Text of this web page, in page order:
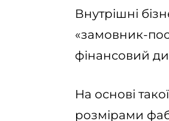
Внутрішні
«замовник-
фінансовий
На основі
розмірами